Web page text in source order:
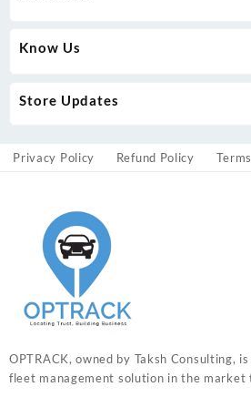
Know Us
Store Updates
Privacy Policy Refund Policy
OPTRACK, owned by Taksh Consulting,
fleet management solution in the market